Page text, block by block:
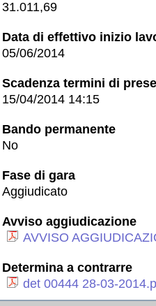
31.011,69
Data di effettivo inizio
05/06/2014
Scadenza termini di
15/04/2014 14:15
Bando permanente
No
Fase di gara
Aggiudicato
Avviso aggiudicazione
AVVISO
Determina a contrarre
det 00444 28-03-